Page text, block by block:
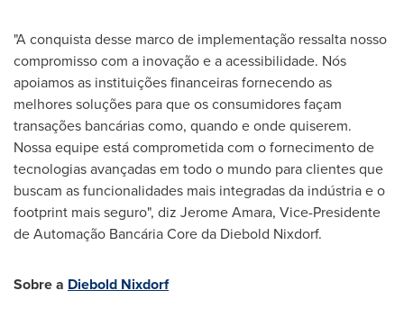
"A conquista desse marco de implementação ressalta nosso
compromisso com a inovação e a acessibilidade. Nós
apoiamos as instituições financeiras fornecendo as
melhores soluções para que os consumidores façam
transações bancárias como, quando e onde quiserem.
Nossa equipe está comprometida com o fornecimento de
tecnologias avançadas em todo o mundo para clientes que
buscam as funcionalidades mais integradas da indústria e o
footprint mais seguro", diz Jerome Amara, Vice-Presidente
de Automação Bancária Core da Diebold Nixdorf.
Sobre a Diebold Nixdorf